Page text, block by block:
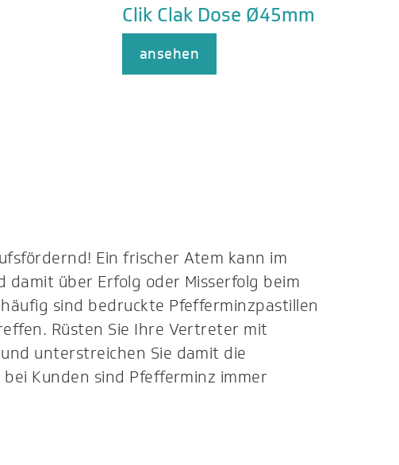
Clik Clak Dose Ø45mm
ansehen
Ein frischer Atem kann im
über Erfolg oder Misserfolg beim
sind bedruckte Pfefferminzpastillen
Rüsten Sie Ihre Vertreter mit
unterstreichen Sie damit die
Kunden sind Pfefferminz immer